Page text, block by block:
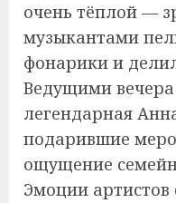
очень тёплой —
музыкантами
фонарики и
Ведущими
легендарная
подарившие
ощущение
Эмоции